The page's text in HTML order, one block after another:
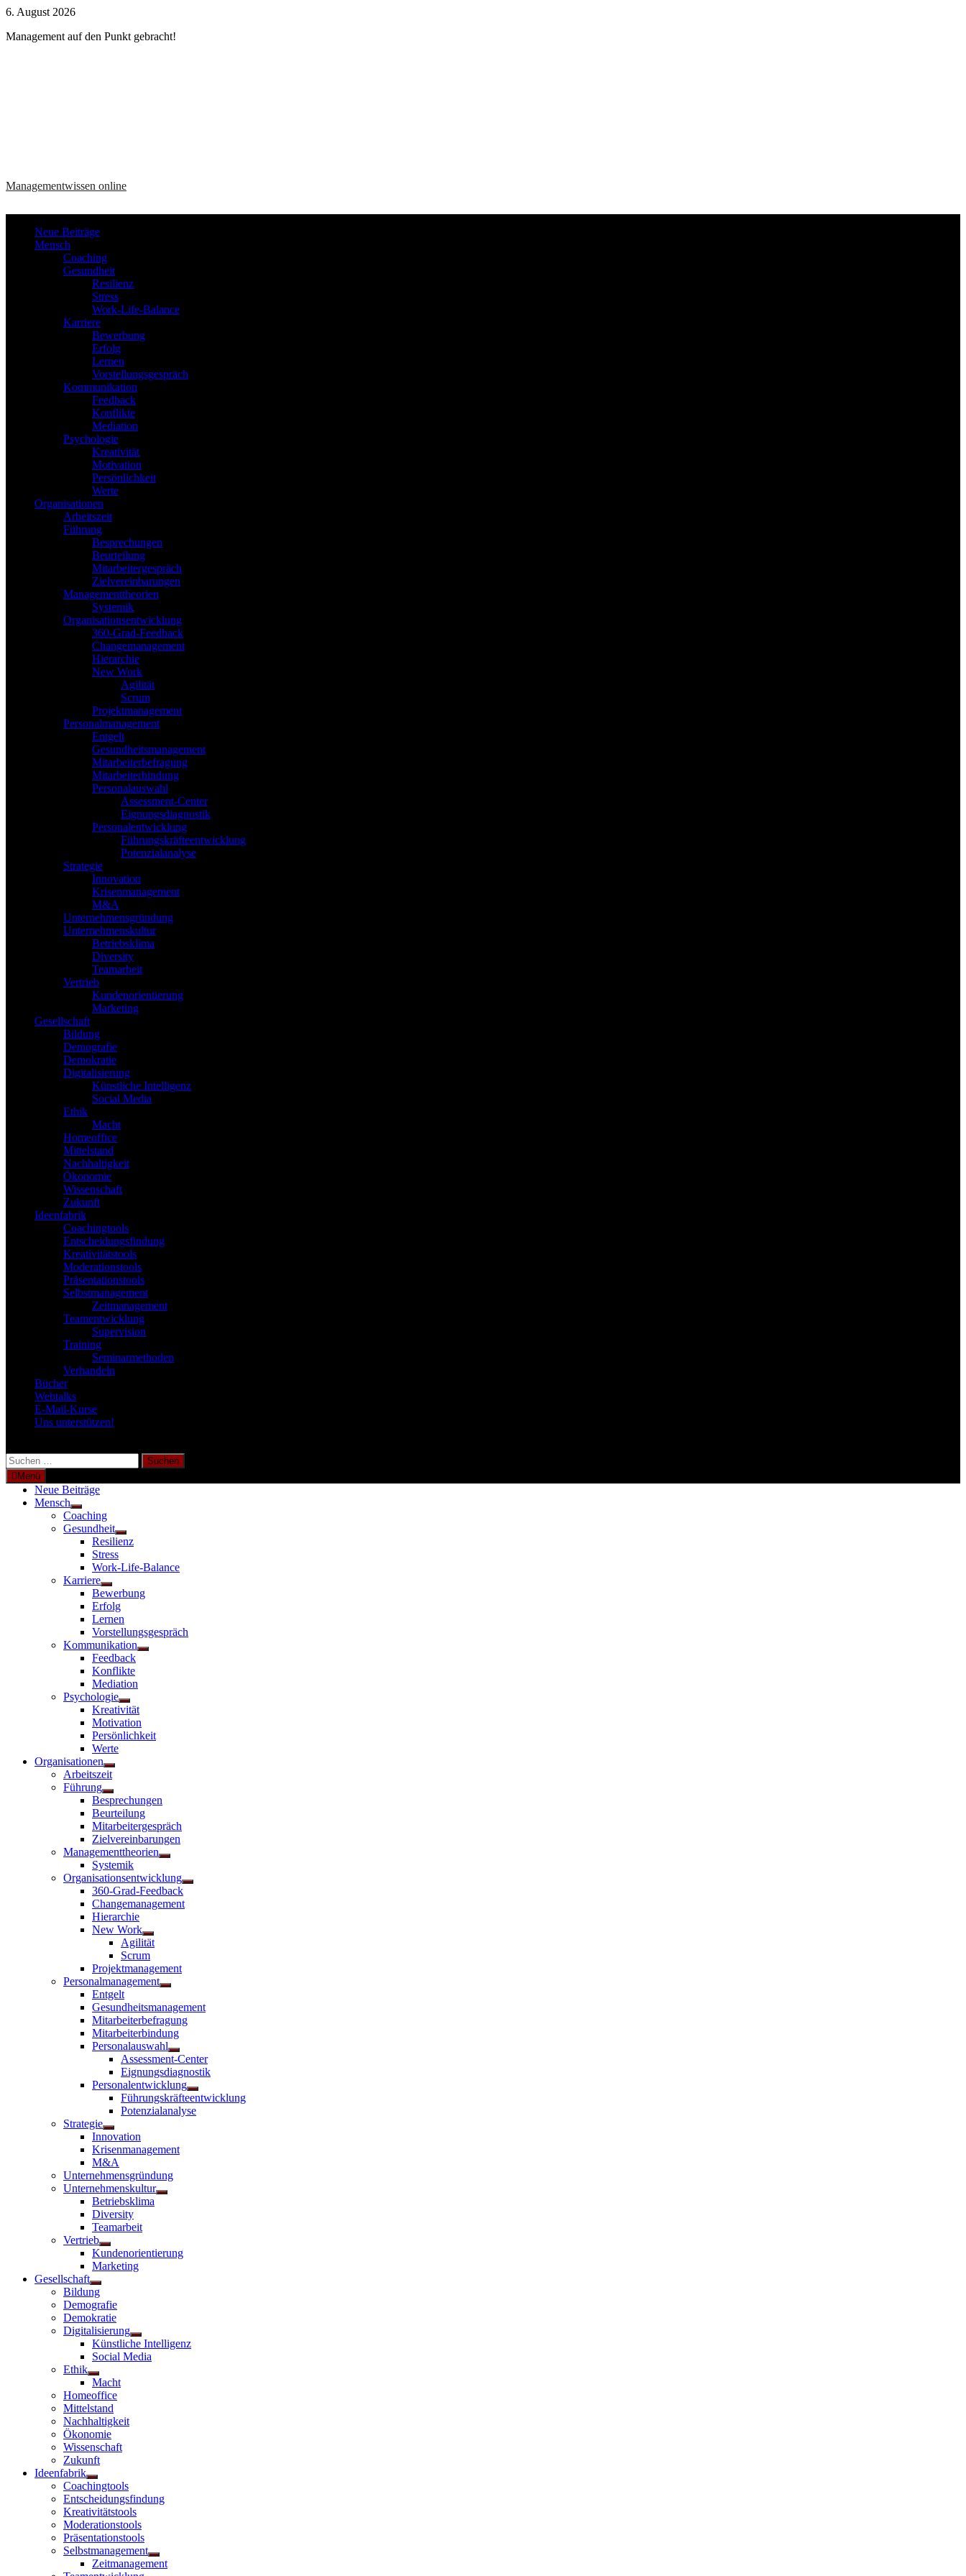
Zum
springen
6. August 2026
Management auf den Punkt gebracht!
Managementwissen online
Neue Beiträge
Mensch
Coaching
Gesundheit
Resilienz
Stress
Work-Life-Balance
Karriere
Bewerbung
Erfolg
Lernen
Vorstellungsgespräch
Kommunikation
Feedback
Konflikte
Mediation
Psychologie
Kreativität
Motivation
Persönlichkeit
Werte
Organisationen
Arbeitszeit
Führung
Besprechungen
Beurteilung
Mitarbeitergespräch
Zielvereinbarungen
Managementtheorien
Systemik
Organisationsentwicklung
360-Grad-Feedback
Changemanagement
Hierarchie
New Work
Agilität
Scrum
Projektmanagement
Personalmanagement
Entgelt
Gesundheitsmanagement
Mitarbeiterbefragung
Mitarbeiterbindung
Personalauswahl
Assessment-Center
Eignungsdiagnostik
Personalentwicklung
Führungskräfteentwicklung
Potenzialanalyse
Strategie
Innovation
Krisenmanagement
M&A
Unternehmensgründung
Unternehmenskultur
Betriebsklima
Diversity
Teamarbeit
Vertrieb
Kundenorientierung
Marketing
Gesellschaft
Bildung
Demografie
Demokratie
Digitalisierung
Künstliche Intelligenz
Social Media
Ethik
Macht
Homeoffice
Mittelstand
Nachhaltigkeit
Ökonomie
Wissenschaft
Zukunft
Ideenfabrik
Coachingtools
Entscheidungsfindung
Kreativitätstools
Moderationstools
Präsentationstools
Selbstmanagement
Zeitmanagement
Teamentwicklung
Supervision
Training
Seminarmethoden
Verhandeln
Bücher
Webtalks
E-Mail-Kurse
Uns unterstützen!
Suchen
nach:Menü
Neue Beiträge
Mensch
Untermenü
anzeigen
Coaching
Gesundheit
Untermenü
anzeigen
Resilienz
Stress
Work-Life-Balance
Karriere
Untermenü
anzeigen
Bewerbung
Erfolg
Lernen
Vorstellungsgespräch
Kommunikation
Untermenü
Feedback
Konflikte
Mediation
Psychologie
Untermenü
anzeigen
Kreativität
Motivation
Persönlichkeit
Werte
Organisationen
Untermenü
anzeigen
Arbeitszeit
Führung
Untermenü
anzeigen
Besprechungen
Beurteilung
Mitarbeitergespräch
Zielvereinbarungen
Managementtheorien
Untermenü
Systemik
Organisationsentwicklung
Untermenü
360-Grad-Feedback
Changemanagement
Hierarchie
New Work
Untermenü
anzeigen
Agilität
Scrum
Projektmanagement
Personalmanagement
Untermenü
Entgelt
Gesundheitsmanagement
Mitarbeiterbefragung
Mitarbeiterbindung
Personalauswahl
Untermenü
anzeigen
Assessment-Center
Eignungsdiagnostik
Personalentwicklung
Untermenü
anzeigen
Führungskräfteentwicklung
Potenzialanalyse
Strategie
Untermenü
anzeigen
Innovation
Krisenmanagement
M&A
Unternehmensgründung
Unternehmenskultur
Untermenü
Betriebsklima
Diversity
Teamarbeit
Vertrieb
Untermenü
anzeigen
Kundenorientierung
Marketing
Gesellschaft
Untermenü
anzeigen
Bildung
Demografie
Demokratie
Digitalisierung
Untermenü
anzeigen
Künstliche Intelligenz
Social Media
Ethik
Untermenü
anzeigen
Macht
Homeoffice
Mittelstand
Nachhaltigkeit
Ökonomie
Wissenschaft
Zukunft
Ideenfabrik
Untermenü
anzeigen
Coachingtools
Entscheidungsfindung
Kreativitätstools
Moderationstools
Präsentationstools
Selbstmanagement
Untermenü
anzeigen
Zeitmanagement